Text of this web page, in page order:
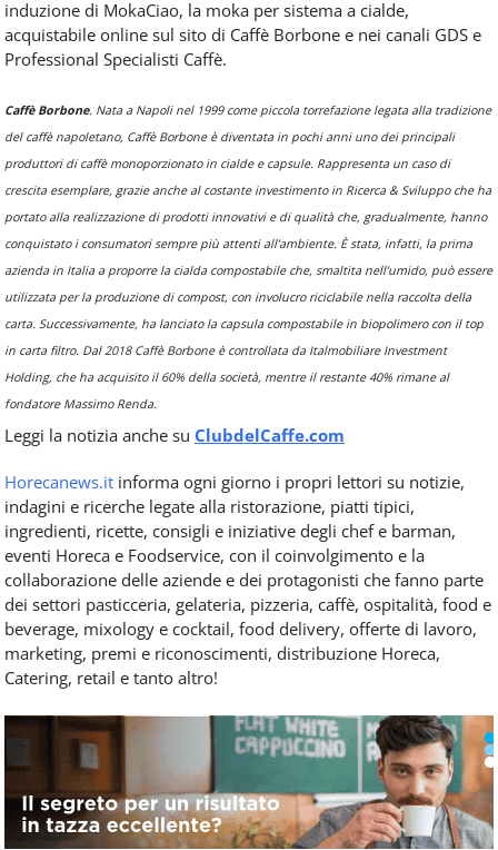
induzione di MokaCiao, la moka per sistema a cialde,
acquistabile online sul sito di Caffè Borbone e nei canali GDS e
Professional Specialisti Caffè.
Caffè Borbone. Nata a Napoli nel 1999 come piccola torrefazione legata alla tradizione
del caffè napoletano, Caffè Borbone è diventata in pochi anni uno dei principali
produttori di caffè monoporzionato in cialde e capsule. Rappresenta un caso di
crescita esemplare, grazie anche al costante investimento in Ricerca & Sviluppo che ha
portato alla realizzazione di prodotti innovativi e di qualità che, gradualmente, hanno
conquistato i consumatori sempre più attenti all’ambiente. È stata, infatti, la prima
azienda in Italia a proporre la cialda compostabile che, smaltita nell’umido, può essere
utilizzata per la produzione di compost, con involucro riciclabile nella raccolta della
carta. Successivamente, ha lanciato la capsula compostabile in biopolimero con il top
in carta filtro. Dal 2018 Caffè Borbone è controllata da Italmobiliare Investment
Holding, che ha acquisito il 60% della società, mentre il restante 40% rimane al
fondatore Massimo Renda.
Leggi la notizia anche su ClubdelCaffe.com
Horecanews.it informa ogni giorno i propri lettori su notizie,
indagini e ricerche legate alla ristorazione, piatti tipici,
ingredienti, ricette, consigli e iniziative degli chef e barman,
eventi Horeca e Foodservice, con il coinvolgimento e la
collaborazione delle aziende e dei protagonisti che fanno parte
dei settori pasticceria, gelateria, pizzeria, caffè, ospitalità, food e
beverage, mixology e cocktail, food delivery, offerte di lavoro,
marketing, premi e riconoscimenti, distribuzione Horeca,
Catering, retail e tanto altro!